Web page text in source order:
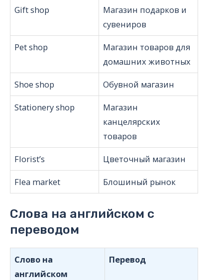
Gift shop
Магазин подарков и
сувениров
Pet shop
Магазин товаров для
домашних животных
Shoe shop
Обувной магазин
Stationery shop
Магазин
канцелярских
товаров
Florist’s
Цветочный магазин
Flea market
Блошиный рынок
Слова на английском с
переводом
Слово на
английском
Перевод